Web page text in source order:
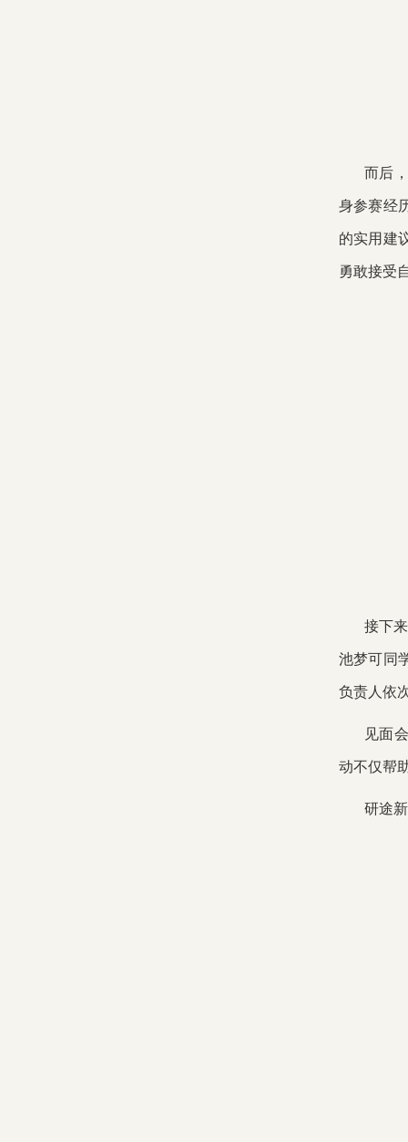
而后
身参赛经
的实用建
勇敢接受
接下
池梦可同
负责人依
见面
动不仅帮
研途